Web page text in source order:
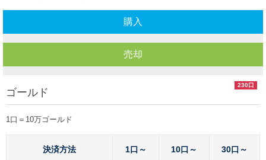
購入
売却
230口
ゴールド
1口＝10万ゴールド
決済方法 1口～ 10口～ 30口～